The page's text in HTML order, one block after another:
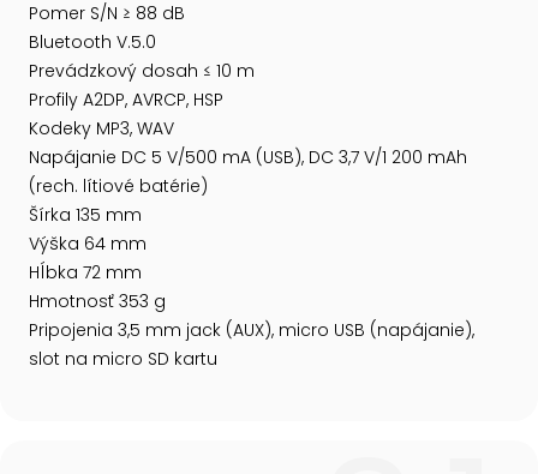
Pomer S/N ≥ 88 dB
Bluetooth V.5.0
Prevádzkový dosah ≤ 10 m
Profily A2DP, AVRCP, HSP
Kodeky MP3, WAV
Napájanie DC 5 V/500 mA (USB), DC 3,7 V/1 200 mAh
(rech. lítiové batérie)
Šírka 135 mm
Výška 64 mm
Hĺbka 72 mm
Hmotnosť 353 g
Pripojenia 3,5 mm jack (AUX), micro USB (napájanie),
slot na micro SD kartu